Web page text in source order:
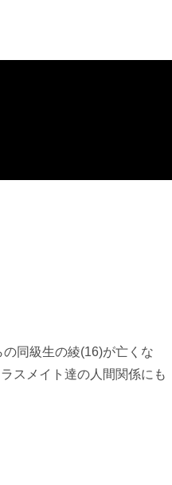
の同級生の綾(16)が亡くな
スメイト達の人間関係にも